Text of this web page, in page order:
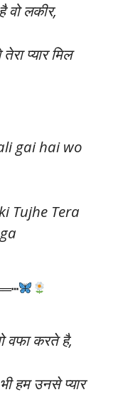
वो लकीर,
प्यार मिल
gai hai wo
Tujhe Tera
वफा करते है,
हम उनसे प्यार